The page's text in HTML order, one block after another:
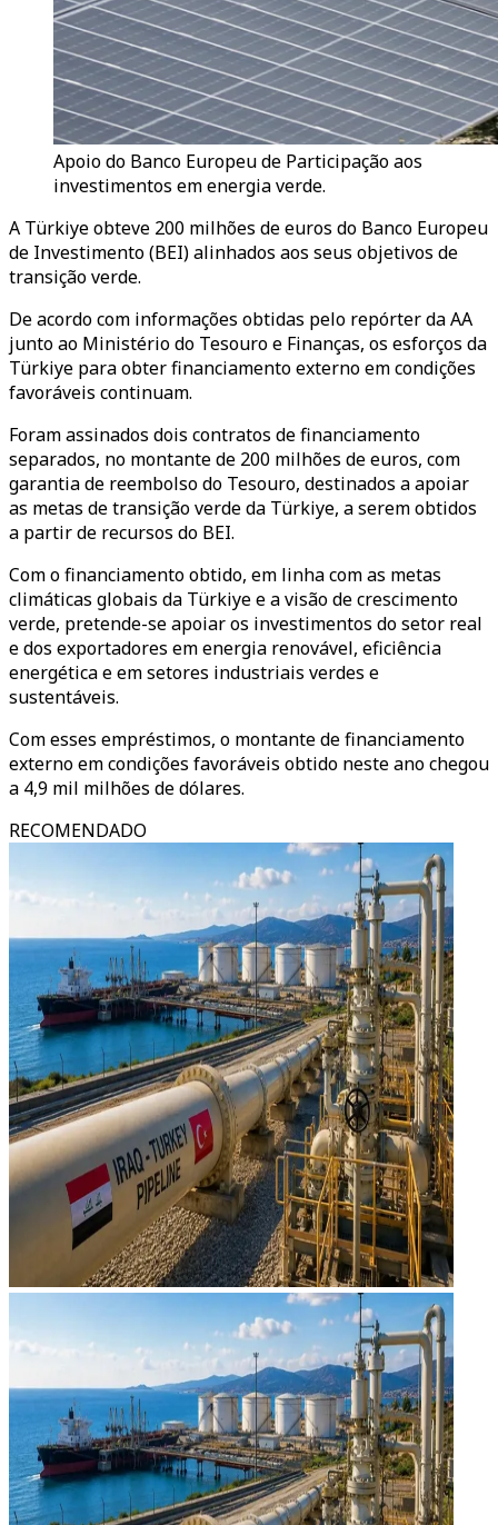
Apoio do Banco Europeu de Participação aos
investimentos em energia verde.
A Türkiye obteve 200 milhões de euros do Banco Europeu
de Investimento (BEI) alinhados aos seus objetivos de
transição verde.
De acordo com informações obtidas pelo repórter da AA
junto ao Ministério do Tesouro e Finanças, os esforços da
Türkiye para obter financiamento externo em condições
favoráveis continuam.
Foram assinados dois contratos de financiamento
separados, no montante de 200 milhões de euros, com
garantia de reembolso do Tesouro, destinados a apoiar
as metas de transição verde da Türkiye, a serem obtidos
a partir de recursos do BEI.
Com o financiamento obtido, em linha com as metas
climáticas globais da Türkiye e a visão de crescimento
verde, pretende-se apoiar os investimentos do setor real
e dos exportadores em energia renovável, eficiência
energética e em setores industriais verdes e
sustentáveis.
Com esses empréstimos, o montante de financiamento
externo em condições favoráveis obtido neste ano chegou
a 4,9 mil milhões de dólares.
RECOMENDADO